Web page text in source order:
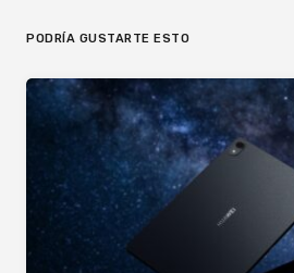
PODRÍA GUSTARTE ESTO